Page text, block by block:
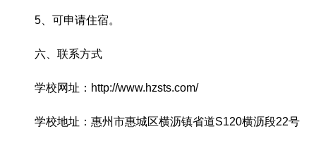
5、可申请住宿。
六、联系方式
学校网址：http://www.hzsts.com/
学校地址：惠州市惠城区横沥镇省道S120横沥段22号